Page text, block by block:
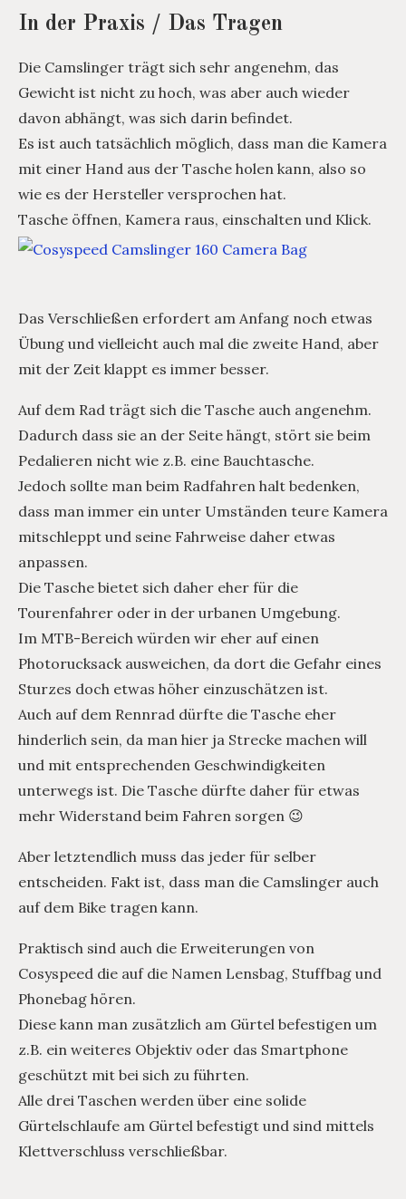
In der Praxis / Das Tragen
Die Camslinger trägt sich sehr angenehm, das
Gewicht ist nicht zu hoch, was aber auch wieder
davon abhängt, was sich darin befindet.
Es ist auch tatsächlich möglich, dass man die Kamera
mit einer Hand aus der Tasche holen kann, also so
wie es der Hersteller versprochen hat.
Tasche öffnen, Kamera raus, einschalten und Klick.
Das Verschließen erfordert am Anfang noch etwas
Übung und vielleicht auch mal die zweite Hand, aber
mit der Zeit klappt es immer besser.
Auf dem Rad trägt sich die Tasche auch angenehm.
Dadurch dass sie an der Seite hängt, stört sie beim
Pedalieren nicht wie z.B. eine Bauchtasche.
Jedoch sollte man beim Radfahren halt bedenken,
dass man immer ein unter Umständen teure Kamera
mitschleppt und seine Fahrweise daher etwas
anpassen.
Die Tasche bietet sich daher eher für die
Tourenfahrer oder in der urbanen Umgebung.
Im MTB-Bereich würden wir eher auf einen
Photorucksack ausweichen, da dort die Gefahr eines
Sturzes doch etwas höher einzuschätzen ist.
Auch auf dem Rennrad dürfte die Tasche eher
hinderlich sein, da man hier ja Strecke machen will
und mit entsprechenden Geschwindigkeiten
unterwegs ist. Die Tasche dürfte daher für etwas
mehr Widerstand beim Fahren sorgen 😉
Aber letztendlich muss das jeder für selber
entscheiden. Fakt ist, dass man die Camslinger auch
auf dem Bike tragen kann.
Praktisch sind auch die Erweiterungen von
Cosyspeed die auf die Namen Lensbag, Stuffbag und
Phonebag hören.
Diese kann man zusätzlich am Gürtel befestigen um
z.B. ein weiteres Objektiv oder das Smartphone
geschützt mit bei sich zu führten.
Alle drei Taschen werden über eine solide
Gürtelschlaufe am Gürtel befestigt und sind mittels
Klettverschluss verschließbar.